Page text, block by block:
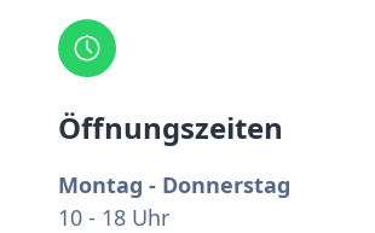
Öffnungszeiten
Montag - Donnerstag
10 - 18 Uhr